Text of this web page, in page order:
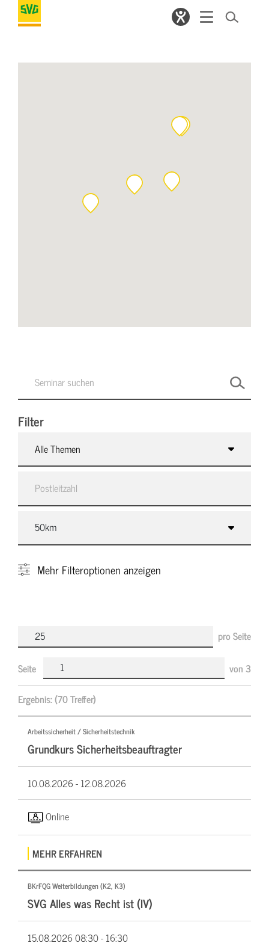
Filter
Alle Themen
Mehr Filteroptionen anzeigen
pro Seite
Seite von 3
Ergebnis:(70 Treffer)
Arbeitssicherheit / Sicherheitstechnik
Grundkurs Sicherheitsbeauftragter
10.08.2026 -12.08.2026
Online
MEHR ERFAHREN
BKrFQG Weiterbildungen (K2, K3)
SVG Alles was Recht ist (IV)
15.08.202608:30 - 16:30